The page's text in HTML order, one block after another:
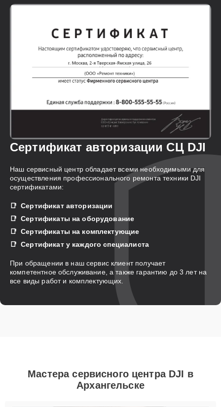
Сертификат авторизации СЦ DJI
Наш сервисный центр обладает всеми необходимыми для
осуществления профессионального ремонта техники DJI
сертификатами:
Сертификат авторизации
Сертификаты на оборудование
Сертификаты на комплектующие
Сертификат у каждого специалиста
При обращении в наш сервис клиент получает
компетентное обслуживание, а также гарантию до 3 лет на
все виды работ и комплектующих.
Мастера сервисного центра DJI в
Архангельске